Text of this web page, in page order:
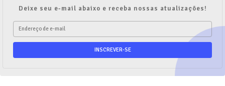
Deixe seu e-mail abaixo e receba nossas atualizações!